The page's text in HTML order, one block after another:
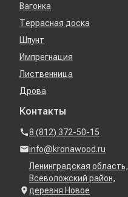
Вагонка
Террасная доска
Шпунт
Импрегнация
Лиственница
Дрова
Контакты
8 (812) 372-50-15
info@kronawood.ru
Ленинградская область,
Всеволожский район,
деревня Новое